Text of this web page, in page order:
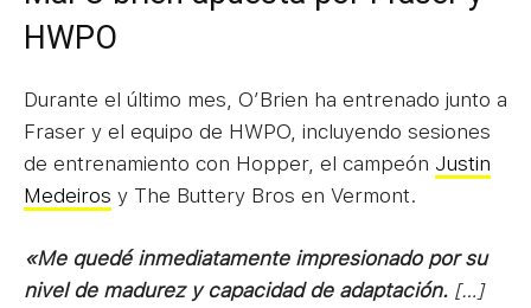
HWPO
Durante el último mes, O’Brien ha entrenado junto a
Fraser y el equipo de HWPO, incluyendo sesiones
de entrenamiento con Hopper, el campeón Justin
Medeiros y The Buttery Bros en Vermont.
«Me quedé inmediatamente impresionado por su
nivel de madurez y capacidad de adaptación. […]